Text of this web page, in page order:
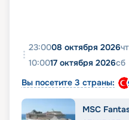
23:0008 октября 2026чт
10:0017 октября 2026сб
Вы посетите 3 страны:
MSC